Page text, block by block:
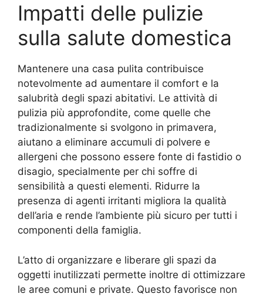
Impatti delle pulizie
sulla salute domestica
Mantenere una casa pulita contribuisce
notevolmente ad aumentare il comfort e la
salubrità degli spazi abitativi. Le attività di
pulizia più approfondite, come quelle che
tradizionalmente si svolgono in primavera,
aiutano a eliminare accumuli di polvere e
allergeni che possono essere fonte di fastidio o
disagio, specialmente per chi soffre di
sensibilità a questi elementi. Ridurre la
presenza di agenti irritanti migliora la qualità
dell’aria e rende l’ambiente più sicuro per tutti i
componenti della famiglia.
L’atto di organizzare e liberare gli spazi da
oggetti inutilizzati permette inoltre di ottimizzare
le aree comuni e private. Questo favorisce non